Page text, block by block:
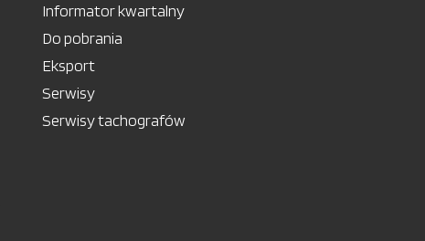
Informator kwartalny
Do pobrania
Eksport
Serwisy
Serwisy tachografów